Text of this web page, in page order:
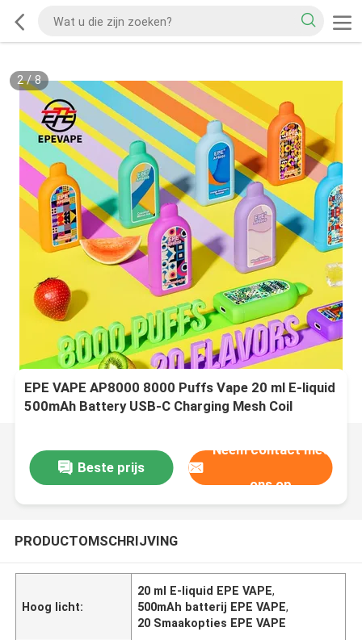
2/8
EPE VAPE AP8000 8000 Puffs Vape 20 ml E-liquid
500mAh Battery USB-C Charging Mesh Coil
Beste prijs
Neem contact met
ons op
PRODUCTOMSCHRIJVING
Hoog licht:
20 ml E-liquid EPE VAPE,
500mAh batterij EPE VAPE,
20 Smaakopties EPE VAPE